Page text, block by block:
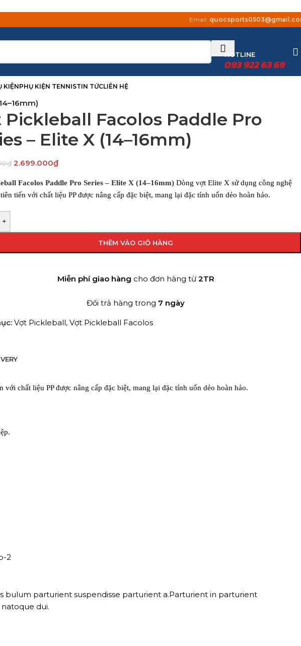
Email:
HOTLINE
093 922 63 69
KIỆNPHỤ KIỆN TENNISTIN TỨCLIÊN HỆ
Pickleball Facolos Paddle Pro
– Elite X (14–16mm)
₫ 2.699.000₫
Facolos Paddle Pro Series – Elite X (14–16mm) Dòng vợt Elite X sử dụng công nghệ
tiên tiến với chất liệu PP được nâng cấp đặc biệt, mang lại đặc tính uốn dẻo hoàn hảo.
+
THÊM VÀO GIỎ HÀNG
Miễn phí giao hàng cho đơn hàng từ 2TR
Đổi trả hàng trong 7 ngày
Vợt Pickleball, Vợt Pickleball Facolos
chất liệu PP được nâng cấp đặc biệt, mang lại đặc tính uốn dẻo hoàn hảo.
parturient suspendisse parturient a.Parturient in parturient
dui.